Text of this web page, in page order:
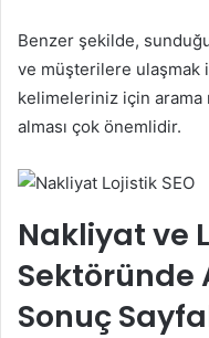
Benzer şekilde,
ve müşterilere ulaşmak
kelimeleriniz için arama
alması çok önemlidir.
Nakliyat ve
Sektöründe
Sonuç